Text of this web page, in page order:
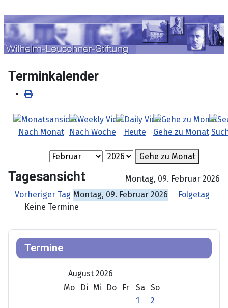
Terminkalender
Nach Monat Nach Woche Heute Gehe zu Monat
Gehe zu Monat
Tagesansicht
Montag, 09. Februar 2026
Vorheriger Tag Montag, 09. Februar 2026
Folgetag
Keine Termine
Termine
August 2026
Mo
Di Mi Do Fr Sa
So
1
2